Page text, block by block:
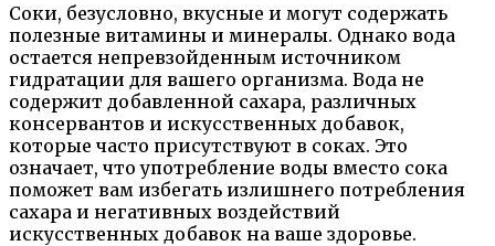
Соки, безусловно, вкусные и могут содержать
полезные витамины и минералы. Однако вода
остается непревзойденным источником
гидратации для вашего организма. Вода не
содержит добавленной сахара, различных
консервантов и искусственных добавок,
которые часто присутствуют в соках. Это
означает, что употребление воды вместо сока
поможет вам избегать излишнего потребления
сахара и негативных воздействий
искусственных добавок на ваше здоровье.